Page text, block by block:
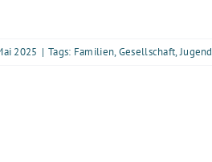
2025 | Tags: Familien,Gesellschaft,Jugend